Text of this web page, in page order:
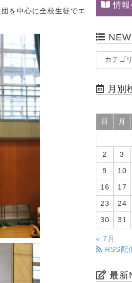
を中心に全校生徒でエ
情報
月別
日 月
2 3
9 10
16 17
23 24
30 31
« 7月
RSS配
最新